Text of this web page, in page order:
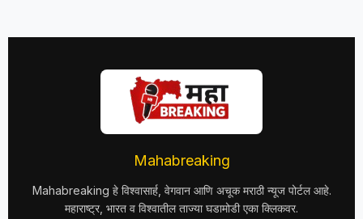
Mahabreaking
Mahabreaking हे विश्वासार्ह, वेगवान आणि अचूक मराठी न्यूज पोर्टल आहे.
महाराष्ट्र, भारत व विश्वातील ताज्या घडामोडी एका क्लिकवर.